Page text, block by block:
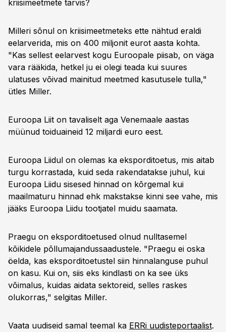
kriisimeetmete tarvis?
Milleri sõnul on kriisimeetmeteks ette nähtud eraldi
eelarverida, mis on 400 miljonit eurot aasta kohta.
"Kas sellest eelarvest kogu Euroopale piisab, on väga
vara rääkida, hetkel ju ei olegi teada kui suures
ulatuses võivad mainitud meetmed kasutusele tulla,"
ütles Miller.
Euroopa Liit on tavaliselt aga Venemaale aastas
müünud toiduaineid 12 miljardi euro eest.
Euroopa Liidul on olemas ka eksporditoetus, mis aitab
turgu korrastada, kuid seda rakendatakse juhul, kui
Euroopa Liidu sisesed hinnad on kõrgemal kui
maailmaturu hinnad ehk makstakse kinni see vahe, mis
jääks Euroopa Liidu tootjatel muidu saamata.
Praegu on eksporditoetused olnud nulltasemel
kõikidele põllumajandussaadustele. "Praegu ei oska
öelda, kas eksporditoetustel siin hinnalanguse puhul
on kasu. Kui on, siis eks kindlasti on ka see üks
võimalus, kuidas aidata sektoreid, selles raskes
olukorras," selgitas Miller.
Vaata uudiseid samal teemal ka ERRi uudisteportaalist.